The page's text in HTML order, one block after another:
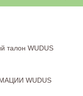
талон WUDUS
WUDUS